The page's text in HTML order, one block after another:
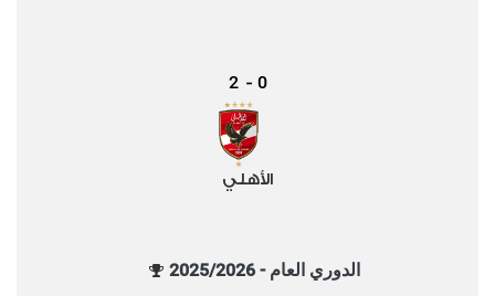
0
-
2
الأهلي
الدوري العام - 2025/2026